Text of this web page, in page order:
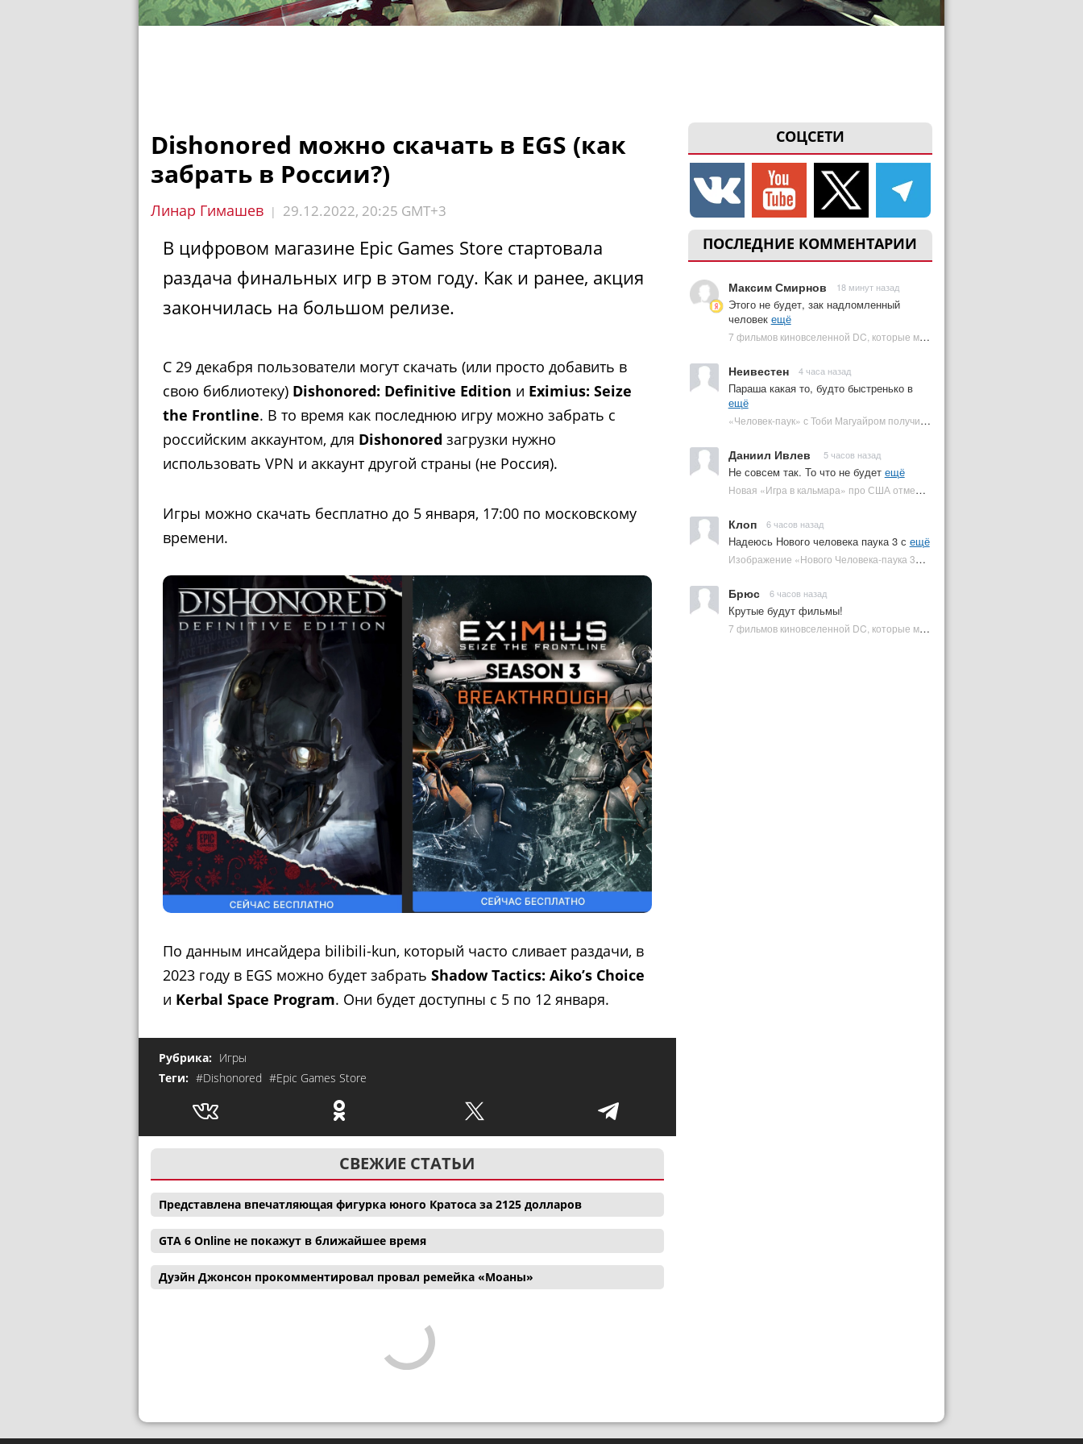
СОЦСЕТИ
ПОСЛЕДНИЕ КОММЕНТАРИИ
Максим Смирнов 18 минут назад
Этого не будет, зак надломленный
человек ещё
7 фильмов киновселенной DC, которые может снять Зак Снайдер | Plugged In Ru
Неивестен 4 часа назад
Параша какая то, будто быстренько в
ещё
«Человек-паук» с Тоби Магуайром получил новый постер | Plugged In Ru
Даниил Ивлев 5 часов назад
Не совсем так. То что не будет ещё
Новая «Игра в кальмара» про США отменена | Plugged In Ru
Клоп 6 часов назад
Надеюсь Нового человека паука 3 с ещё
Изображение «Нового Человека-паука 3» подтвердило Зловещую шестерку | Plugged In Ru
Брюс 6 часов назад
Крутые будут фильмы!
7 фильмов киновселенной DC, которые может снять Зак Снайдер | Plugged In Ru
Dishonored можно скачать в EGS (как
забрать в России?)
Линар Гимашев | 29.12.2022, 20:25 GMT+3
В цифровом магазине Epic Games Store стартовала
раздача финальных игр в этом году. Как и ранее, акция
закончилась на большом релизе.
С 29 декабря пользователи могут скачать (или просто добавить в
свою библиотеку) Dishonored: Definitive Edition и Eximius: Seize
the Frontline. В то время как последнюю игру можно забрать с
российским аккаунтом, для Dishonored загрузки нужно
использовать VPN и аккаунт другой страны (не Россия).
Игры можно скачать бесплатно до 5 января, 17:00 по московскому
времени.
По данным инсайдера bilibili-kun, который часто сливает раздачи, в
2023 году в EGS можно будет забрать Shadow Tactics: Aikoʼs Choice
и Kerbal Space Program. Они будет доступны с 5 по 12 января.
Рубрика: Игры
Теги: #Dishonored #Epic Games Store
СВЕЖИЕ СТАТЬИ
Представлена впечатляющая фигурка юного Кратоса за 2125 долларов
GTA 6 Online не покажут в ближайшее время
Дуэйн Джонсон прокомментировал провал ремейка «Моаны»